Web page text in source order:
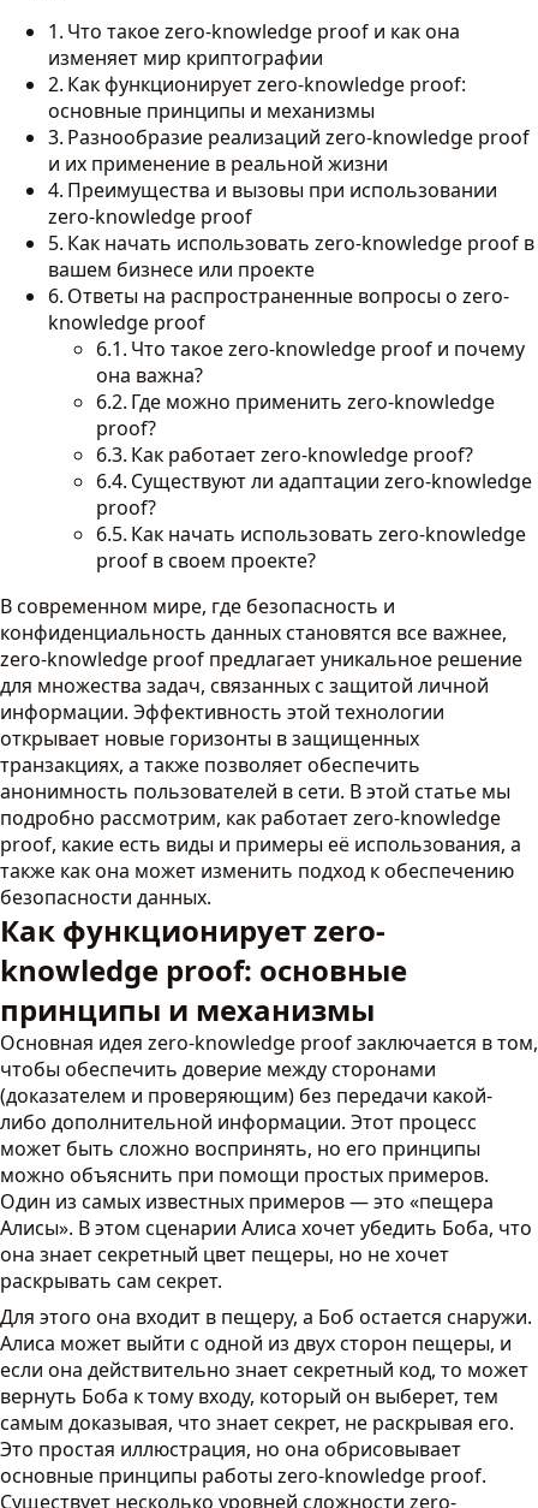
Что такое zero-knowledge proof и как она
изменяет мир криптографии
Как функционирует zero-knowledge proof:
основные принципы и механизмы
Разнообразие реализаций zero-knowledge proof
и их применение в реальной жизни
Преимущества и вызовы при использовании
zero-knowledge proof
Как начать использовать zero-knowledge proof в
вашем бизнесе или проекте
Ответы на распространенные вопросы о zero-
knowledge proof
Что такое zero-knowledge proof и почему
она важна?
Где можно применить zero-knowledge
proof?
Как работает zero-knowledge proof?
Существуют ли адаптации zero-knowledge
proof?
Как начать использовать zero-knowledge
proof в своем проекте?
В современном мире, где безопасность и
конфиденциальность данных становятся все важнее,
zero-knowledge proof предлагает уникальное решение
для множества задач, связанных с защитой личной
информации. Эффективность этой технологии
открывает новые горизонты в защищенных
транзакциях, а также позволяет обеспечить
анонимность пользователей в сети. В этой статье мы
подробно рассмотрим, как работает zero-knowledge
proof, какие есть виды и примеры её использования, а
также как она может изменить подход к обеспечению
безопасности данных.
Как функционирует zero-
knowledge proof: основные
принципы и механизмы
Основная идея zero-knowledge proof заключается в том,
чтобы обеспечить доверие между сторонами
(доказателем и проверяющим) без передачи какой-
либо дополнительной информации. Этот процесс
может быть сложно воспринять, но его принципы
можно объяснить при помощи простых примеров.
Один из самых известных примеров — это «пещера
Алисы». В этом сценарии Алиса хочет убедить Боба, что
она знает секретный цвет пещеры, но не хочет
раскрывать сам секрет.
Для этого она входит в пещеру, а Боб остается снаружи.
Алиса может выйти с одной из двух сторон пещеры, и
если она действительно знает секретный код, то может
вернуть Боба к тому входу, который он выберет, тем
самым доказывая, что знает секрет, не раскрывая его.
Это простая иллюстрация, но она обрисовывает
основные принципы работы zero-knowledge proof.
Существует несколько уровней сложности zero-